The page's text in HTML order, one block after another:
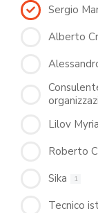
Sergio
Alberto
Lilov
Roberto
Sika 1
Tecnico